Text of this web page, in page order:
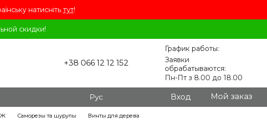
натисніть тут!
скидки!
+38 066 12 12 152
График работы:
Заявки
обрабатываются:
Пн-Пт з 8.00 до 18.00
Рус Вход Мой заказ
Саморезы та шурупы
Винты для дерева